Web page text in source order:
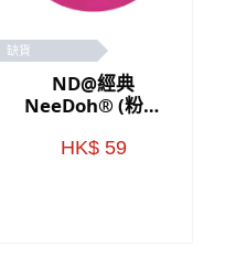
缺貨
ND@經典
NeeDoh® (粉紅
HK$ 59